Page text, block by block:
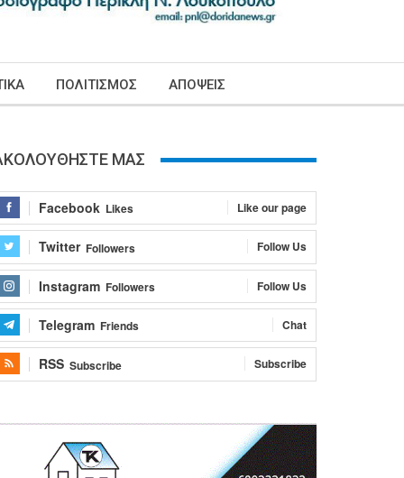
ΠΟΛΙΤΙΣΜΟΣ ΑΠΟΨΕΙΣ
ΜΑΣ
Facebook Likes Like our page
Twitter Followers Follow Us
Instagram Followers Follow Us
Telegram Friends Chat
RSS Subscribe Subscribe